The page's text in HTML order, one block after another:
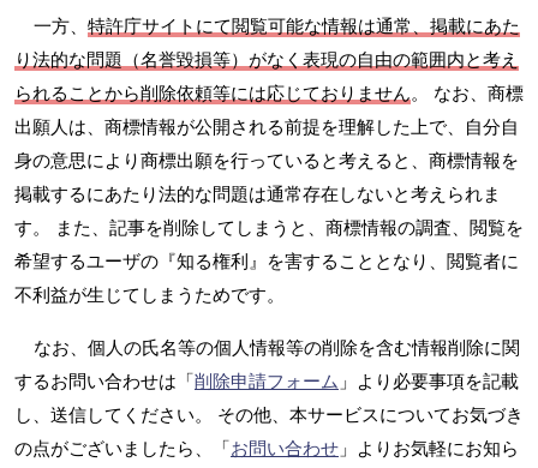
一方、 特許庁サイトにて閲覧可能な情報は通常、掲載にあた
り法的な問題（名誉毀損等）がなく表現の自由の範囲内と考え
られることから削除依頼等には応じておりません。 なお、商標
出願人は、商標情報が公開される前提を理解した上で、自分自
身の意思により商標出願を行っていると考えると、商標情報を
掲載するにあたり法的な問題は通常存在しないと考えられま
す。 また、記事を削除してしまうと、商標情報の調査、閲覧を
希望するユーザの『知る権利』を害することとなり、閲覧者に
不利益が生じてしまうためです。
なお、個人の氏名等の個人情報等の削除を含む情報削除に関
するお問い合わせは「削除申請フォーム 」より必要事項を記載
し、送信してください。 その他、本サービスについてお気づき
の点がございましたら、「お問い合わせ 」よりお気軽にお知ら